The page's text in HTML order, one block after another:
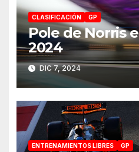
CLASIFICACIÓN GP
Pole de Norris
2024
DIC 7, 2024
ENTRENAMIENTOS LIBRES GP